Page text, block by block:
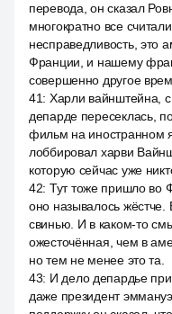
перевода, он сказал
многократно все
несправедливость, это
Франции, и нашему
совершенно другое
41: Харли вайнштейна, с
депарде пересеклась,
фильм на иностранном
лоббировал харви
которую сейчас уже
42: Тут тоже пришло во
оно называлось
свинью. И в каком-то
ожесточённая, чем в
но тем не менее это та.
43: И дело депардье
даже президент